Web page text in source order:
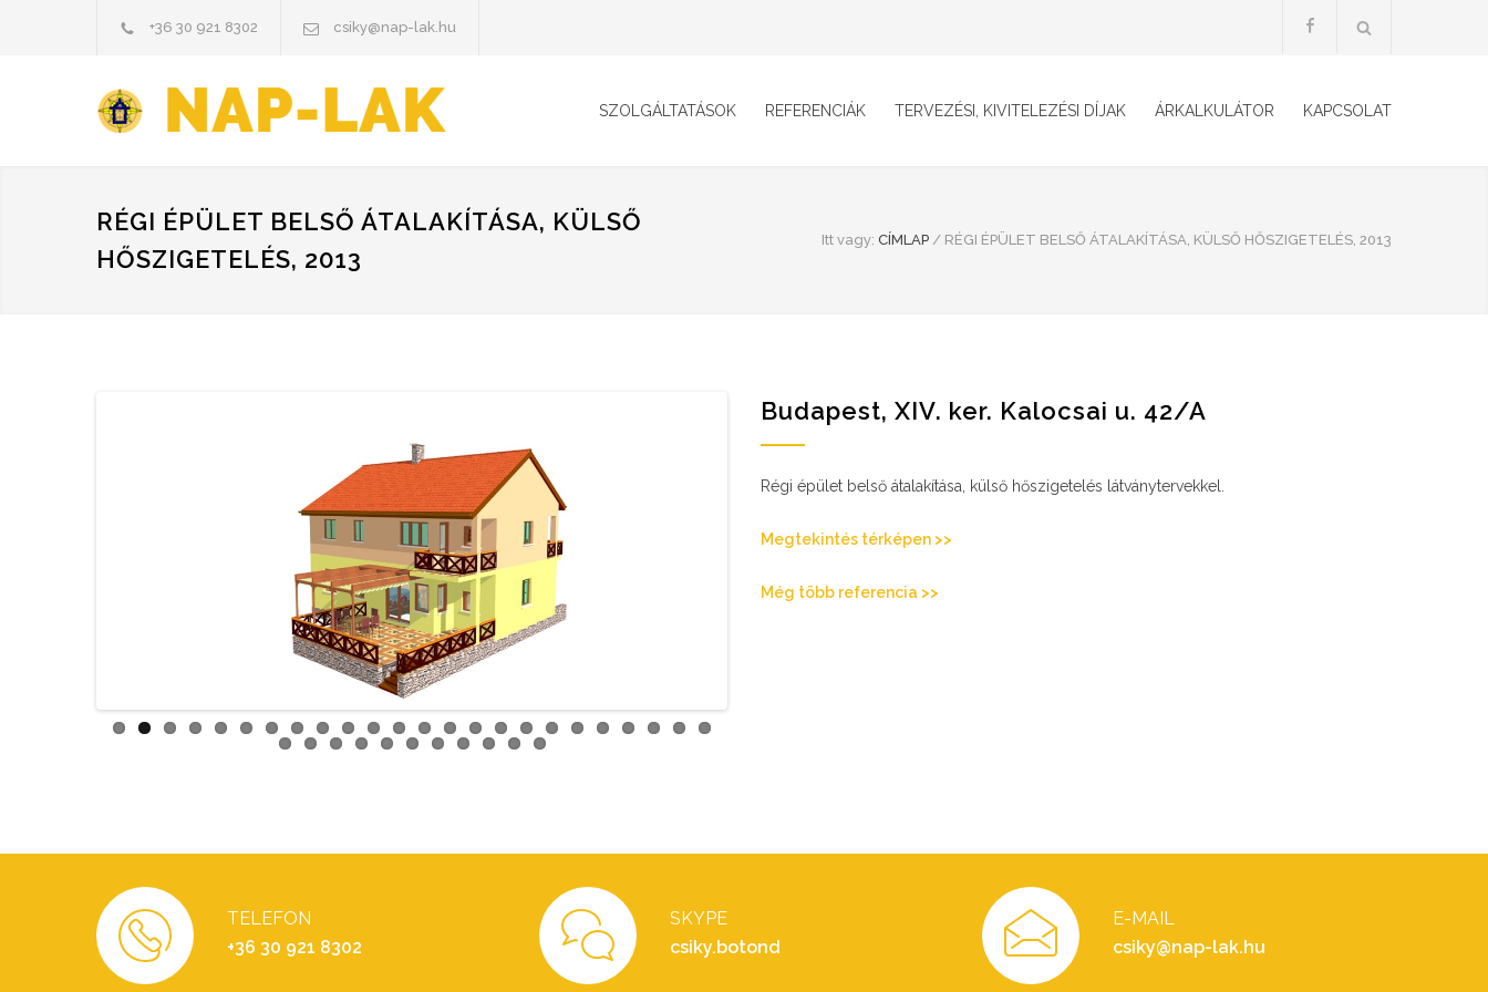
+36 30 921 8302 csiky@nap-lak.hu
SZOLGÁLTATÁSOK REFERENCIÁK TERVEZÉSI, KIVITELEZÉSI DÍJAK ÁRKALKULÁTOR KAPCSOLAT
RÉGI ÉPÜLET BELSŐ ÁTALAKÍTÁSA, KÜLSŐ
HŐSZIGETELÉS, 2013
Itt vagy: CÍMLAP / RÉGI ÉPÜLET BELSŐ ÁTALAKÍTÁSA, KÜLSŐ HŐSZIGETELÉS, 2013
Budapest, XIV. ker. Kalocsai u. 42/A
Régi épület belső átalakítása, külső hőszigetelés látványtervekkel.
Megtekintés térképen >>
Még több referencia >>
TELEFON
+36 30 921 8302
SKYPE
csiky.botond
E-MAIL
csiky@nap-lak.hu